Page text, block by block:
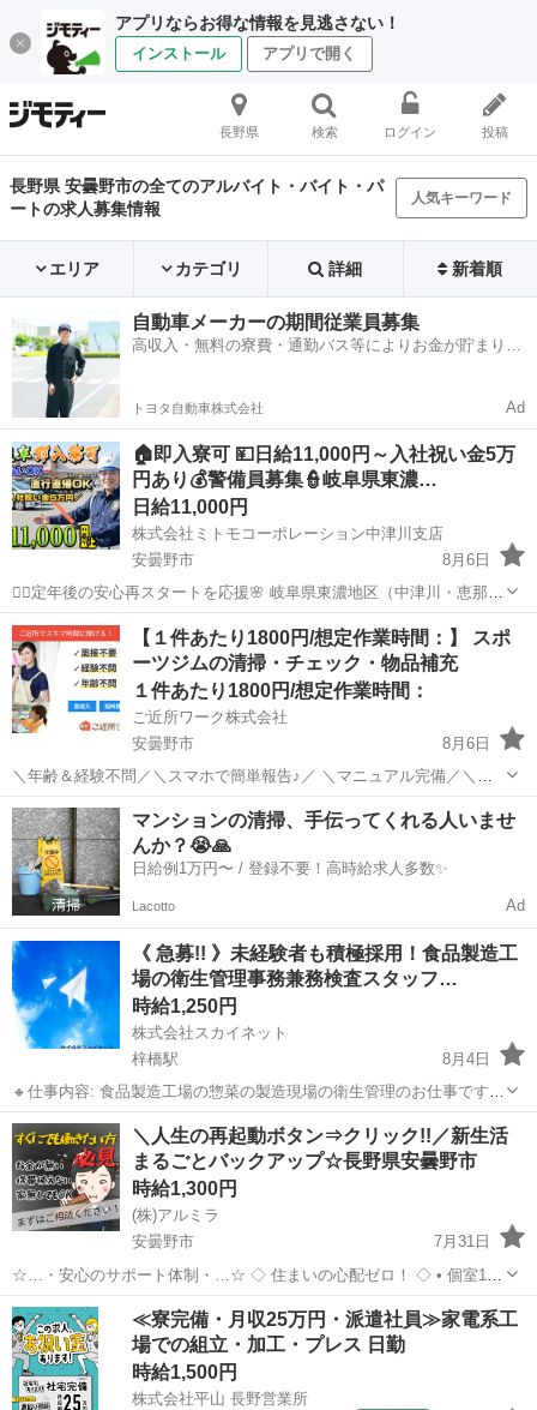
アプリならお得な情報を見逃さない！
インストール アプリで開く
長野県 検索 ログイン 投稿
長野県 安曇野市の全てのアルバイト・バイト・パ
ートの求人募集情報
人気キーワード
エリア カテゴリ 詳細 新着順
自動車メーカーの期間従業員募集
高収入・無料の寮費・通勤バス等によりお金が貯まりや
トヨタ自動車株式会社 Ad
🏠即入寮可 💴日給11,000円～入社祝い金5万
円あり💰警備員募集👮岐阜県東濃…
日給11,000円
株式会社ミトモコーポレーション中津川支店
安曇野市
8月6日
👮‍♂️定年後の安心再スタートを応援🌸 岐阜県東濃地区（中津川・恵那・
瑞浪・土岐・多治見）で全国から警備員募集💴 💡「まだまだ現役で働
きたい！」そんな方を応援します 株式会社ミトモコーポレーション中
津川支店では、 ...
長野 安曇野市 警備員
【１件あたり1800円/想定作業時間：】 スポ
ーツジムの清掃・チェック・物品補充
１件あたり1800円/想定作業時間：
ご近所ワーク株式会社
安曇野市
8月6日
＼年齢＆経験不問／＼スマホで簡単報告♪／ ＼マニュアル完備／＼ス
キマ時間のお小遣い稼ぎにぴったり／ ※業務委託なので履歴書不要で
す。 スポーツジムの清掃・チェック・物品補充のお仕事です♪ スポー
ツジムの清掃・チェック・物...
長野 安曇野市
マンションの清掃、手伝ってくれる人いませ
んか？😭🙏
日給例1万円〜 / 登録不要！高時給求人多数✨
Lacotto Ad
《 急募!! 》未経験者も積極採用！食品製造工
場の衛生管理事務兼務検査スタッフ…
時給1,250円
株式会社スカイネット
梓橋駅
8月4日
🔸仕事内容: 食品製造工場の惣菜の製造現場の衛生管理のお仕事です
拭き取り検査・細菌検査・衛生管理告知分の作成などに携わっていた
だきます 🔸アピールポイント: 未経験の方でも大丈夫です！ 一から丁
寧に教えてもら...
長野 安曇野市 梓橋駅 その他 製造工場
＼人生の再起動ボタン⇒クリック!!／新生活
まるごとバックアップ☆長野県安曇野市
時給1,300円
(株)アルミラ
安曇野市
7月31日
☆…・安心のサポート体制・…☆ ◇ 住まいの心配ゼロ！ ◇ • 個室1R
完全無料！ • 即日入寮OK！など ◇ 所持金ゼロでもスタートできる！
◇ • 食費・生活費のサポート • 移動費用...
長野 安曇野市 工場 完全無料
≪寮完備・月収25万円・派遣社員≫家電系工
場での組立・加工・プレス 日勤
時給1,500円
株式会社平山 長野営業所